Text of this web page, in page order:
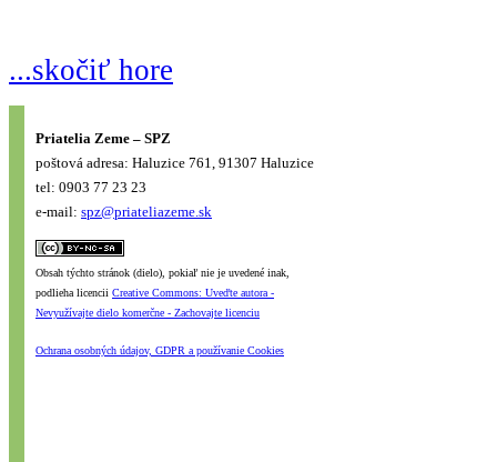
...skočiť hore
Priatelia Zeme – SPZ
poštová adresa: Haluzice 761, 91307 Haluzice
tel: 0903 77 23 23
e-mail: spz@priateliazeme.sk
Obsah týchto stránok (dielo), pokiaľ nie je uvedené inak,
podlieha licencii Creative Commons: Uveďte autora -
Nevyužívajte dielo komerčne - Zachovajte licenciu
Ochrana osobných údajov, GDPR a používanie Cookies